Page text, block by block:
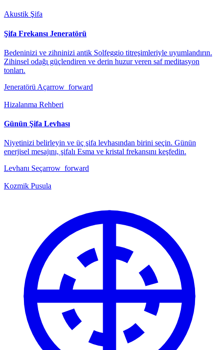
Akustik Şifa
Şifa Frekansı Jeneratörü
Bedeninizi ve zihninizi antik Solfeggio titreşimleriyle uyumlandırın.
Zihinsel odağı güçlendiren ve derin huzur veren saf meditasyon
tonları.
Jeneratörü Açarrow_forward
Hizalanma Rehberi
Günün Şifa Levhası
Niyetinizi belirleyin ve üç şifa levhasından birini seçin. Günün
enerjisel mesajını, şifalı Esma ve kristal frekansını keşfedin.
Levhanı Seçarrow_forward
Kozmik Pusula